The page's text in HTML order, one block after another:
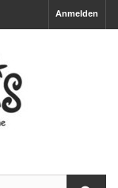
Anmelden